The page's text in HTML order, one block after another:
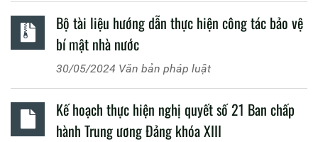
Bộ tài liệu hướng dẫn thực hiện công tác bảo vệ
bí mật nhà nước
30/05/2024 Văn bản pháp luật
Kế hoạch thực hiện nghị quyết số 21 Ban chấp
hành Trung ương Đảng khóa XIII